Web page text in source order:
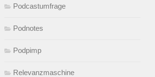
Podcastumfrage
Podnotes
Podpimp
Relevanzmaschine